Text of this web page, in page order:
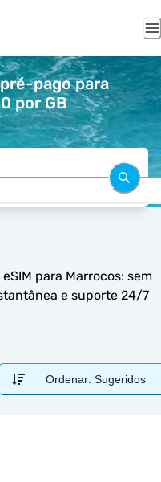
pago para
por GB
para Marrocos: sem
e suporte 24/7
Ordenar: Sugeridos